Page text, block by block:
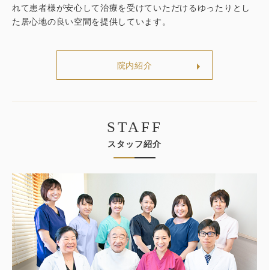
れて患者様が安心して治療を受けていただけるゆったりとし
た居心地の良い空間を提供しています。
院内紹介
STAFF
スタッフ紹介